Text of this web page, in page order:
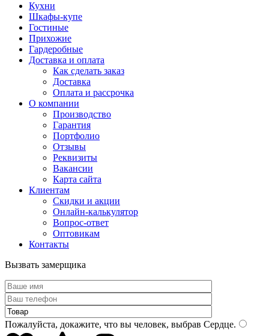
Кухни
Шкафы-купе
Гостиные
Прихожие
Гардеробные
Доставка и оплата
Как сделать заказ
Доставка
Оплата и рассрочка
О компании
Производство
Гарантия
Портфолио
Отзывы
Реквизиты
Вакансии
Карта сайта
Клиентам
Скидки и акции
Онлайн-калькулятор
Вопрос-ответ
Оптовикам
Контакты
Вызвать замерщика
Пожалуйста, докажите, что вы человек, выбрав Сердце.